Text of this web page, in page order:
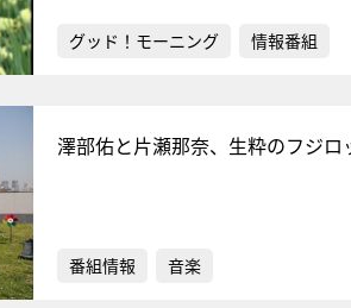
グッド！モーニング 情報番組
澤部佑と片瀬那奈、生粋のフジ
番組情報 音楽